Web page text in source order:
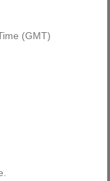
(GMT)